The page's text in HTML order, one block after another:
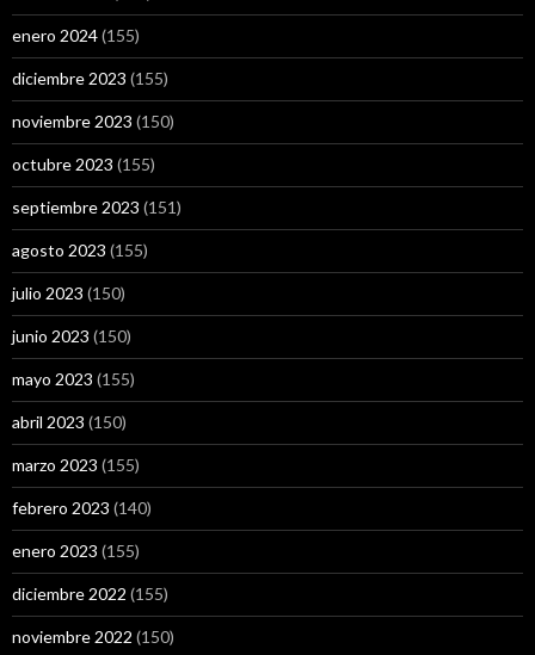
enero 2024(155)
diciembre 2023 (155)
noviembre 2023 (150)
octubre 2023 (155)
septiembre 2023 (151)
agosto 2023 (155)
julio 2023 (150)
junio 2023 (150)
mayo 2023 (155)
abril 2023 (150)
marzo 2023 (155)
febrero 2023 (140)
enero 2023 (155)
diciembre 2022 (155)
noviembre 2022 (150)